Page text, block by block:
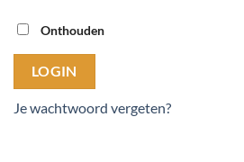
Onthouden
LOGIN
Je wachtwoord vergeten?